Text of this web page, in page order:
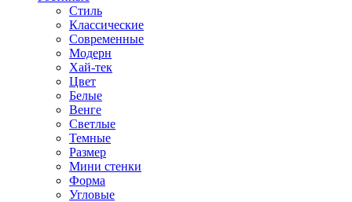
Стиль
Классические
Современные
Модерн
Хай-тек
Цвет
Белые
Венге
Светлые
Темные
Размер
Мини стенки
Форма
Угловые